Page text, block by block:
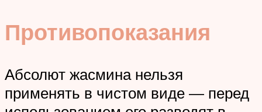
Противопоказания
Абсолют жасмина нельзя
применять в чистом виде — перед